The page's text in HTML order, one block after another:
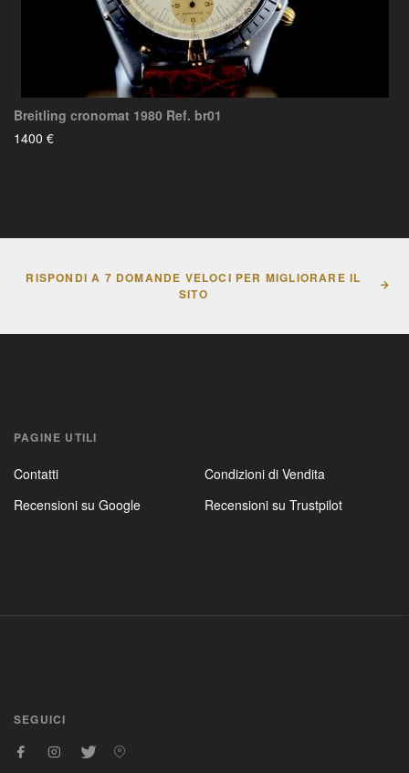
Breitling cronomat 1980 Ref. br01
1400 €
RISPONDI A 7 DOMANDE VELOCI PER MIGLIORARE IL
SITO
PAGINE UTILI
Contatti
Condizioni di Vendita
Recensioni su Google
Recensioni su Trustpilot
SEGUICI